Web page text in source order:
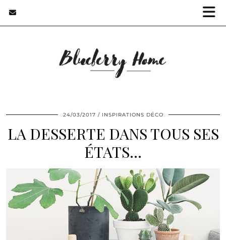
24/03/2017 INSPIRATIONS DÉCO
LA DESSERTE DANS TOUS SES
ÉTATS…